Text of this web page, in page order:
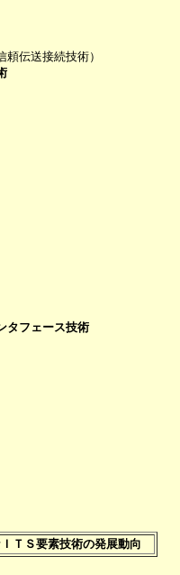
頼伝送接続技術）
タフェース技術
ＴＳ要素技術の発展動向